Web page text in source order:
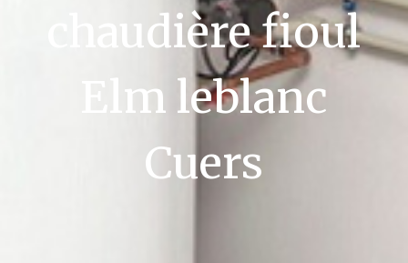
chaudière fioul
Elm leblanc
Cuers